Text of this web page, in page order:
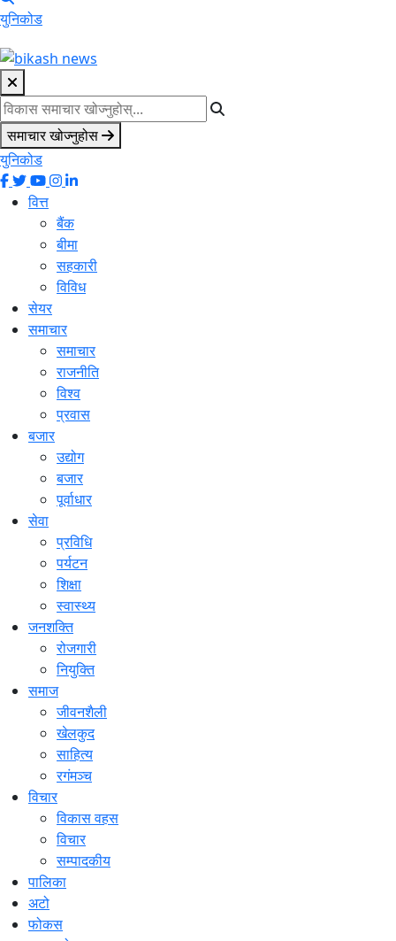
युनिकोड
समाचार खोज्नुहोस
युनिकोड
वित्त
बैंक
बीमा
सहकारी
विविध
सेयर
समाचार
समाचार
राजनीति
विश्व
प्रवास
बजार
उद्योग
बजार
पूर्वाधार
सेवा
प्रविधि
पर्यटन
शिक्षा
स्वास्थ्य
जनशक्ति
रोजगारी
नियुक्ति
समाज
जीवनशैली
खेलकुद
साहित्य
रगंमञ्च
विचार
विकास वहस
विचार
सम्पादकीय
पालिका
अटो
फोकस